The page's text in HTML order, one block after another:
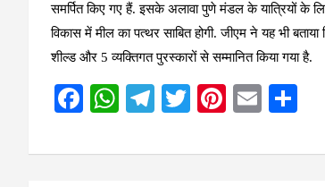
समर्पित किए गए हैं. इसके अलावा पुणे मंडल के यात्रियों के
विकास में मील का पत्थर साबित होगी. जीएम ने यह भी
शील्ड और 5 व्यक्तिगत पुरस्कारों से सम्मानित किया गया है.
F
ce
W
at
T
e
T
tt
Pi
er
E
ail ar